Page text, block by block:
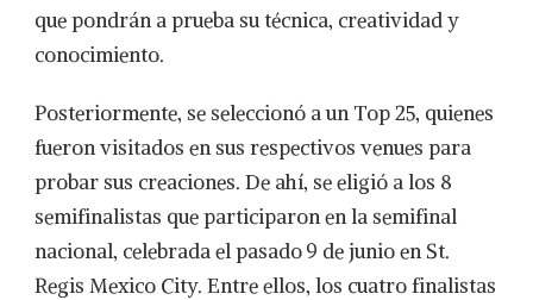
que pondrán a prueba su técnica, creatividad y
conocimiento.
Posteriormente, se seleccionó a un Top 25, quienes
fueron visitados en sus respectivos venues para
probar sus creaciones. De ahí, se eligió a los 8
semifinalistas que participaron en la semifinal
nacional, celebrada el pasado 9 de junio en St.
Regis Mexico City. Entre ellos, los cuatro finalistas